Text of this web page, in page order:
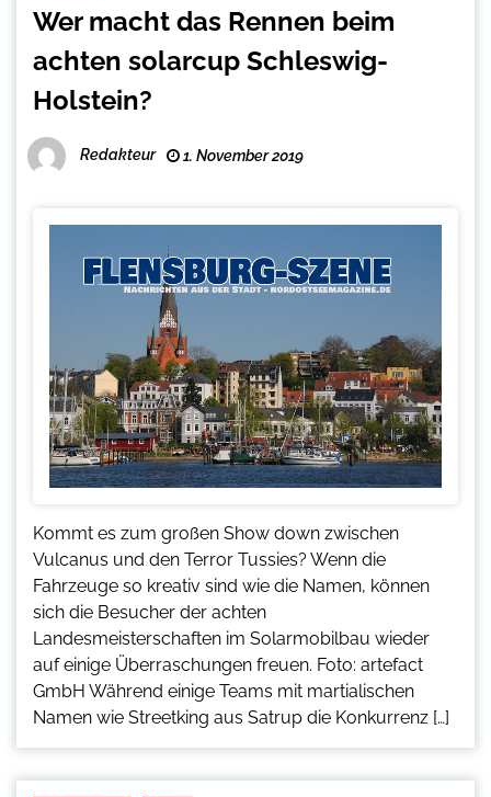
Wer macht das Rennen beim
achten solarcup Schleswig-
Holstein?
Redakteur 1. November 2019
Kommt es zum großen Show down zwischen
Vulcanus und den Terror Tussies? Wenn die
Fahrzeuge so kreativ sind wie die Namen, können
sich die Besucher der achten
Landesmeisterschaften im Solarmobilbau wieder
auf einige Überraschungen freuen. Foto: artefact
GmbH Während einige Teams mit martialischen
Namen wie Streetking aus Satrup die Konkurrenz […]